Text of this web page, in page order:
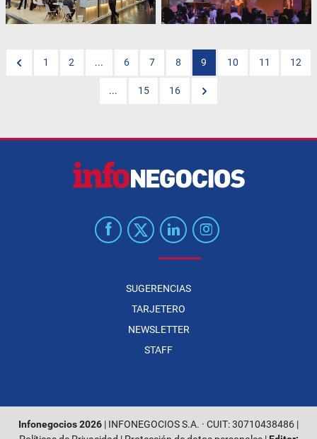
1 2 ... 6 7 8 9 10 11 12
... 15 16
SUGERENCIAS
TARJETERO
NEWSLETTER
STAFF
Infonegocios 2026 | INFONEGOCIOS S.A. · CUIT: 30710438486 |